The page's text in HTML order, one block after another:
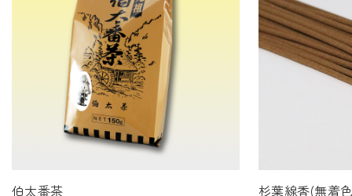
伯太番茶 杉葉線香(無着